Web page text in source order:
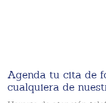
Agenda tu cita de
cualquiera de